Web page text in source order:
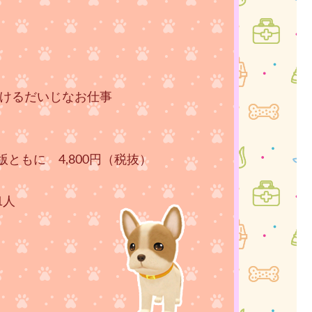
るだいじなお仕事
ともに 4,800円（税抜）